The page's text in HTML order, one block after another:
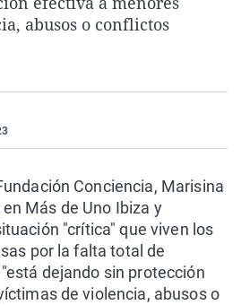
abusos o conflictos
Conciencia, Marisina
Más de Uno Ibiza y
"crítica" que viven los
por la falta total de
dejando sin protección
de violencia, abusos o